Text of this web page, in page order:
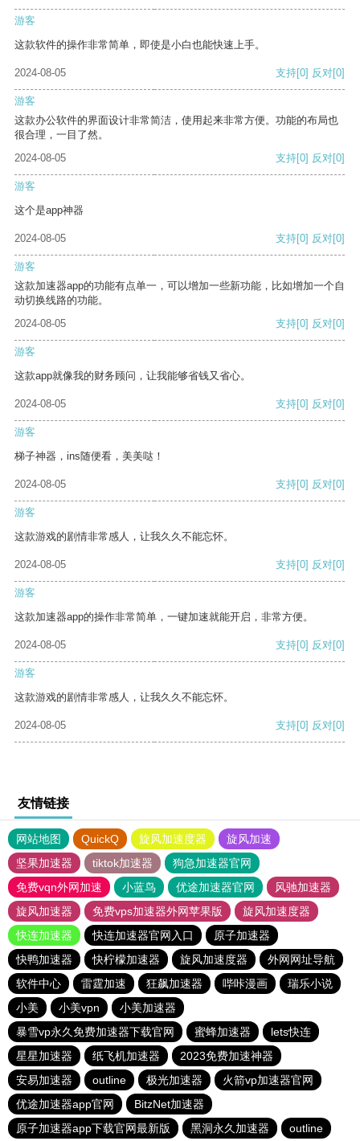
游客
这款软件的操作非常简单，即使是小白也能快速上手。
2024-08-05 支持[0] 反对[0]
游客
这款办公软件的界面设计非常简洁，使用起来非常方便。功能的布局也
很合理，一目了然。
2024-08-05
支持[0] 反对[0]
游客
这个是app神器
2024-08-05 支持[0] 反对[0]
游客
这款加速器app的功能有点单一，可以增加一些新功能，比如增加一个自
动切换线路的功能。
2024-08-05
支持[0] 反对[0]
游客
这款app就像我的财务顾问，让我能够省钱又省心。
2024-08-05 支持[0] 反对[0]
游客
梯子神器，ins随便看，美美哒！
2024-08-05 支持[0] 反对[0]
游客
这款游戏的剧情非常感人，让我久久不能忘怀。
2024-08-05 支持[0] 反对[0]
游客
这款加速器app的操作非常简单，一键加速就能开启，非常方便。
2024-08-05 支持[0] 反对[0]
游客
这款游戏的剧情非常感人，让我久久不能忘怀。
2024-08-05 支持[0] 反对[0]
友情链接
网站地图 QuickQ 旋风加速度器
旋风加速
坚果加速器
tiktok加速器
狗急加速器官网
免费vqn外网加速
小蓝鸟 优途加速器官网
风驰加速器
旋风加速器
免费vps加速器外网苹果版
旋风加速度器
快连加速器
快连加速器官网入口
原子加速器
快鸭加速器
快柠檬加速器 旋风加速度器
外网网址导航
软件中心
雷霆加速 狂飙加速器 哔咔漫画
瑞乐小说
小美
小美vpn
小美加速器
暴雪vp永久免费加速器下载官网
蜜蜂加速器
lets快连
星星加速器
纸飞机加速器
2023免费加速神器
安易加速器
outline 极光加速器
火箭vp加速器官网
优途加速器app官网
BitzNet加速器
原子加速器app下载官网最新版
黑洞永久加速器 outline